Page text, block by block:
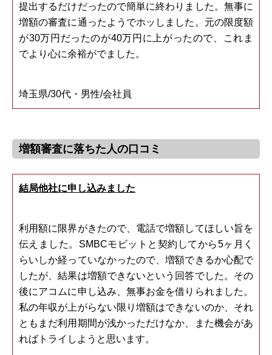
提出するだけだったので簡単に終わりました。無事に
増額の審査に通ったようでホッしました。元の限度額
が30万円だったのが40万円に上がったので、これま
でより心に余裕がでました。
埼玉県/30代・男性/会社員
増額審査に落ちた人の口コミ
結局他社に申し込みました
利用額に限界がきたので、電話で増額してほしい旨を
伝えました。SMBCモビットと契約してから5ヶ月く
らいしか経っていなかったので、増額できるか心配で
したが、結果は増額できないという回答でした。その
後にアコムに申し込み、無事お金を借りられました。
私の年収が上がらない限り増額はできないのか、それ
ともまだ利用期間が浅かっただけなか、また機会があ
ればトライしようと思います。